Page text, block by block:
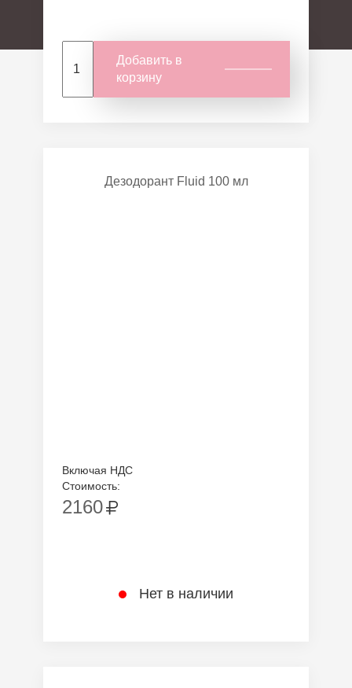
Добавить в
корзину
Дезодорант Fluid 100 мл
Включая НДС
Стоимость:
2160
Нет в наличии